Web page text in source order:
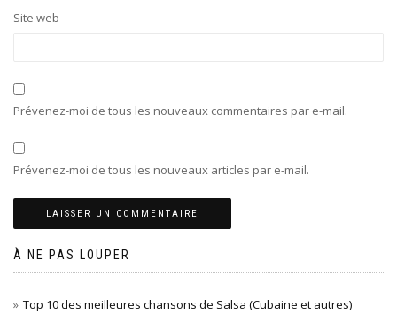
Site web
Prévenez-moi de tous les nouveaux commentaires par e-mail.
Prévenez-moi de tous les nouveaux articles par e-mail.
À NE PAS LOUPER
Top 10 des meilleures chansons de Salsa (Cubaine et autres)